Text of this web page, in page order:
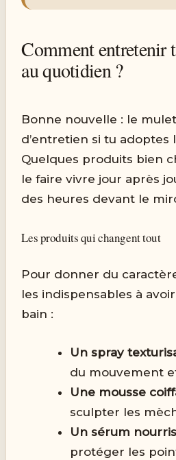
Comment entretenir
au quotidien ?
Bonne nouvelle : le
d’entretien si tu adoptes
Quelques produits bien
le faire vivre jour après
des heures devant le
Les produits qui changent tout
Pour donner du
les indispensables à
bain :
Un spray
du mouvement
Une mousse
sculpter les
Un sérum
protéger les